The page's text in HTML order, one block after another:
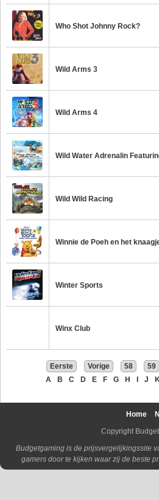
Who Shot Johnny Rock?
Wild Arms 3
Wild Arms 4
Wild Water Adrenalin
Wild Wild Racing
Winnie de Poeh en het
Winter Sports
Winx Club
Eerste Vorige 58 59
A
B C D E F G H J
Home
Copyright
Budgetgaming is de prijsvergelijkingssite
gamers door te kijken waar zij de beste